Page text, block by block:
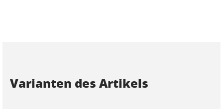
Varianten des Artikels